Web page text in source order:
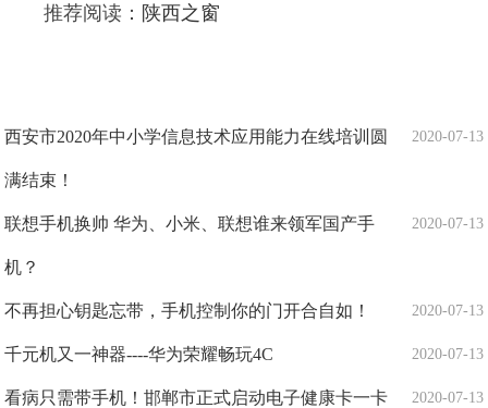
推荐阅读： 陕西之窗
2020-07-13
西安市2020年中小学信息技术应用能力在线培训圆
满结束！
2020-07-13
联想手机换帅 华为、小米、联想谁来领军国产手
机？
2020-07-13
不再担心钥匙忘带，手机控制你的门开合自如！
2020-07-13
千元机又一神器----华为荣耀畅玩4C
2020-07-13
看病只需带手机！邯郸市正式启动电子健康卡一卡